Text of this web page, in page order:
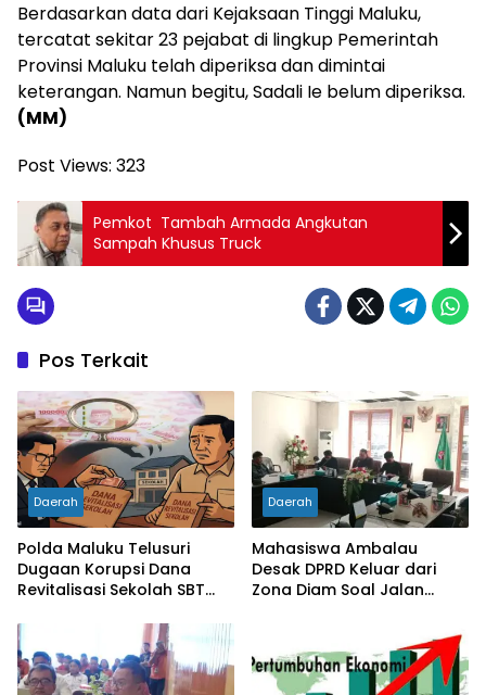
Berdasarkan data dari Kejaksaan Tinggi Maluku,
tercatat sekitar 23 pejabat di lingkup Pemerintah
Provinsi Maluku telah diperiksa dan dimintai
keterangan. Namun begitu, Sadali Ie belum diperiksa.
(MM)
Post Views: 323
Pemkot Tambah Armada Angkutan
Sampah Khusus Truck
Pos Terkait
Daerah
Polda Maluku Telusuri
Dugaan Korupsi Dana
Revitalisasi Sekolah SBT
Diperiksa
Daerah
Mahasiswa Ambalau
Desak DPRD Keluar dari
Zona Diam Soal Jalan